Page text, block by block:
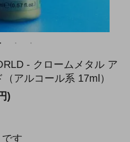
- クロームメタル ア
アルコール系 17ml）
)
す